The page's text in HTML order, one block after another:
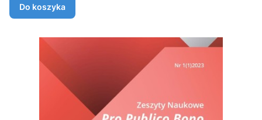
Do koszyka